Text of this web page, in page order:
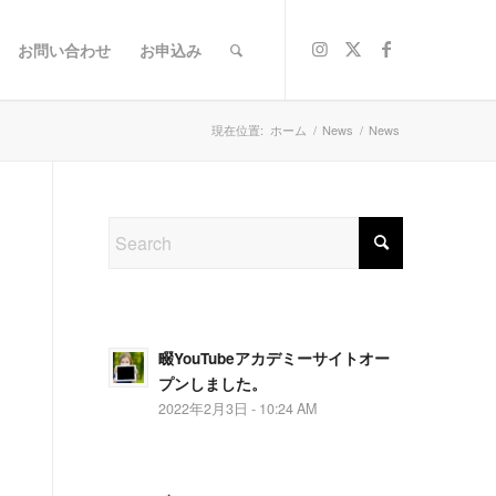
お問い合わせ お申込み
現在位置: ホーム / News / News
畷YouTubeアカデミーサイトオー
プンしました。
2022年2月3日 - 10:24 AM